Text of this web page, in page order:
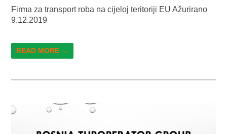
Firma za transport roba na cijeloj teritoriji EU Ažurirano
9.12.2019
READ MORE →